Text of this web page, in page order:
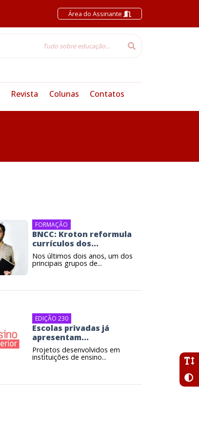
Área do Assinante
Revista Colunas Contatos
FORMAÇÃO
BNCC: Kroton reformula
currículos dos...
Nos últimos dois anos, um dos
principais grupos de...
EDIÇÃO 230
Escolas privadas já
apresentam...
Projetos desenvolvidos em
instituições de ensino...